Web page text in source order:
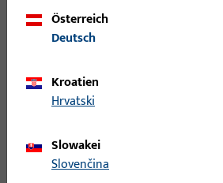
Technische Daten
Österreich
Deutsch
Kroatien
Hrvatski
Slowakei
Slovenčina